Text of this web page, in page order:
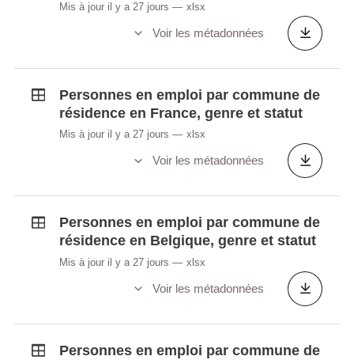
Mis à jour il y a 27 jours xlsx
Voir les métadonnées
Personnes en emploi par commune de
résidence en France, genre et statut
Mis à jour il y a 27 jours xlsx
Voir les métadonnées
Personnes en emploi par commune de
résidence en Belgique, genre et statut
Mis à jour il y a 27 jours xlsx
Voir les métadonnées
Personnes en emploi par commune de